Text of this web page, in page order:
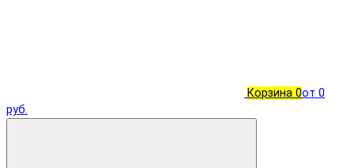
Корзина 0от 0
руб.